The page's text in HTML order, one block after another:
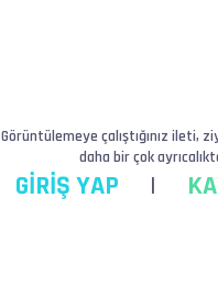
Görüntülemeye çalıştığınız
daha bir çok
GİRİŞ YAP |